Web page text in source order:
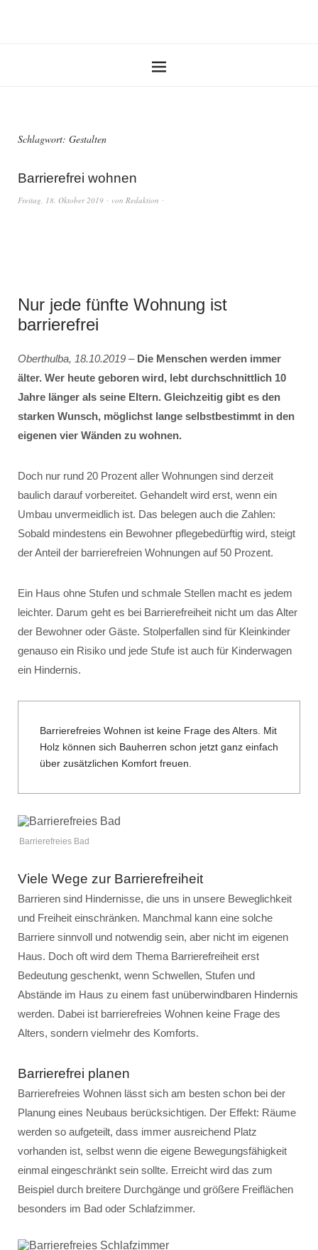
Schlagwort: Gestalten
Barrierefrei wohnen
Freitag, 18. Oktober 2019 von Redaktion
Nur jede fünfte Wohnung ist
barrierefrei
Oberthulba, 18.10.2019 – Die Menschen werden immer
älter. Wer heute geboren wird, lebt durchschnittlich 10
Jahre länger als seine Eltern. Gleichzeitig gibt es den
starken Wunsch, möglichst lange selbstbestimmt in den
eigenen vier Wänden zu wohnen.
Doch nur rund 20 Prozent aller Wohnungen sind derzeit
baulich darauf vorbereitet. Gehandelt wird erst, wenn ein
Umbau unvermeidlich ist. Das belegen auch die Zahlen:
Sobald mindestens ein Bewohner pflegebedürftig wird, steigt
der Anteil der barrierefreien Wohnungen auf 50 Prozent.
Ein Haus ohne Stufen und schmale Stellen macht es jedem
leichter. Darum geht es bei Barrierefreiheit nicht um das Alter
der Bewohner oder Gäste. Stolperfallen sind für Kleinkinder
genauso ein Risiko und jede Stufe ist auch für Kinderwagen
ein Hindernis.
Barrierefreies Wohnen ist keine Frage des Alters. Mit
Holz können sich Bauherren schon jetzt ganz einfach
über zusätzlichen Komfort freuen.
Barrierefreies Bad
Viele Wege zur Barrierefreiheit
Barrieren sind Hindernisse, die uns in unsere Beweglichkeit
und Freiheit einschränken. Manchmal kann eine solche
Barriere sinnvoll und notwendig sein, aber nicht im eigenen
Haus. Doch oft wird dem Thema Barrierefreiheit erst
Bedeutung geschenkt, wenn Schwellen, Stufen und
Abstände im Haus zu einem fast unüberwindbaren Hindernis
werden. Dabei ist barrierefreies Wohnen keine Frage des
Alters, sondern vielmehr des Komforts.
Barrierefrei planen
Barrierefreies Wohnen lässt sich am besten schon bei der
Planung eines Neubaus berücksichtigen. Der Effekt: Räume
werden so aufgeteilt, dass immer ausreichend Platz
vorhanden ist, selbst wenn die eigene Bewegungsfähigkeit
einmal eingeschränkt sein sollte. Erreicht wird das zum
Beispiel durch breitere Durchgänge und größere Freiflächen
besonders im Bad oder Schlafzimmer.